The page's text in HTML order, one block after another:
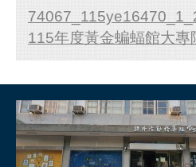
115年度黃金蝙蝠館大